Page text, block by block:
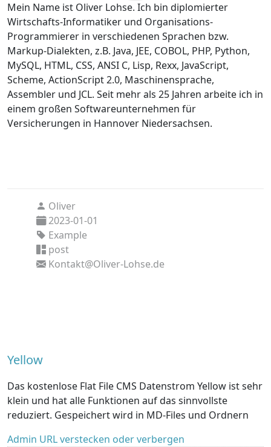
Mein Name ist Oliver Lohse. Ich bin diplomierter
Wirtschafts-Informatiker und Organisations-
Programmierer in verschiedenen Sprachen bzw.
Markup-Dialekten, z.B. Java, JEE, COBOL, PHP, Python,
MySQL, HTML, CSS, ANSI C, Lisp, Rexx, JavaScript,
Scheme, ActionScript 2.0, Maschinensprache,
Assembler und JCL. Seit mehr als 25 Jahren arbeite ich in
einem großen Softwareunternehmen für
Versicherungen in Hannover Niedersachsen.
Oliver
2023-01-01
Example
post
Kontakt@Oliver-Lohse.de
Yellow
Das kostenlose Flat File CMS Datenstrom Yellow ist sehr
klein und hat alle Funktionen auf das sinnvollste
reduziert. Gespeichert wird in MD-Files und Ordnern
Admin URL verstecken oder verbergen